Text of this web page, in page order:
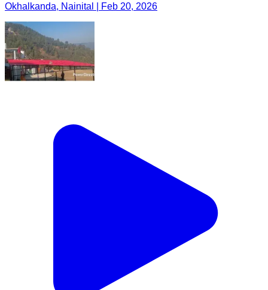
Okhalkanda, Nainital | Feb 20, 2026